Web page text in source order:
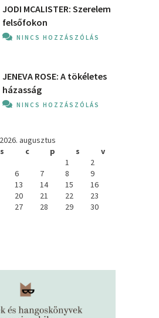
JODI MCALISTER: Szerelem
felsőfokon
NINCS HOZZÁSZÓLÁS
JENEVA ROSE: A ​tökéletes
házasság
NINCS HOZZÁSZÓLÁS
2026. augusztus
s c p s
v
1
2
6 7 8
9
13 14 15
16
20 21 22
23
27 28 29
30